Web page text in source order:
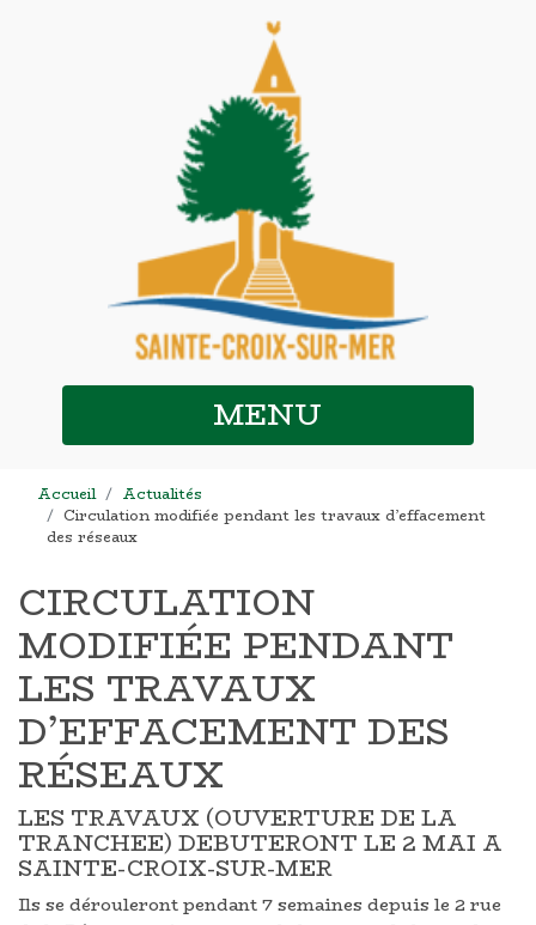
MENU
Accueil
Actualités
Circulation modifiée pendant les travaux d’effacement
des réseaux
CIRCULATION
MODIFIÉE PENDANT
LES TRAVAUX
D’EFFACEMENT DES
RÉSEAUX
LES TRAVAUX (OUVERTURE DE LA
TRANCHEE) DEBUTERONT LE 2 MAI A
SAINTE-CROIX-SUR-MER
Ils se dérouleront pendant 7 semaines depuis le 2 rue